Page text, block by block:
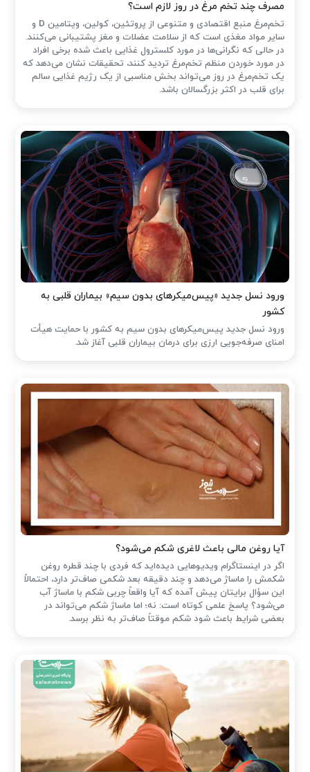
مصرف چند تخم مرغ در روز لازم است؟
تخم‌مرغ منبع اقتصادی و متنوعی از پروتئین، کولین، ویتامین D و
سایر مواد مغذی است که از سلامت عضلات و مغز پشتیبانی می‌کنند.
در حالی که نگرانی‌ها در مورد کلسترول غذایی باعث شده ‌برخی افراد
در مورد خوردن منظم تخم‌مرغ تردید کنند، تحقیقات نشان می‌دهد که
یک تخم‌مرغ در روز می‌تواند بخش مناسبی از یک رژیم غذایی سالم
برای قلب در اکثر بزرگسالان باشد.
ورود نسل جدید «پیس‌میکرهای بدون سیم» بیماران قلبی به
کشور
ورود نسل جدید پیس‌میکرهای بدون سیم به کشور با حمایت هیأت
امنای صرفه‌جویی ارزی برای درمان بیماران قلبی آغاز شد.
آیا روغن مالی باعث لاغری شکم می‌شود؟
اگر در اینستاگرام ویدیوهایی دیده‌اید که فردی با چند قطره روغن
شکمش را ماساژ می‌دهد و چند دقیقه بعد شکمی صاف‌تر دارد، احتمالاً
این سؤال برایتان پیش آمده که آیا واقعاً چربی شکم با ماساژ آب
می‌شود؟ پاسخ علمی کوتاه است: نه؛ اما ماساژ شکم می‌تواند در
بعضی شرایط باعث شود شکم موقتاً صاف‌تر به نظر برسد.